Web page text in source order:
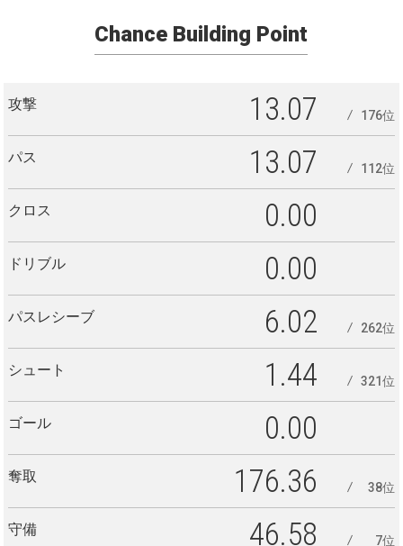
Chance Building Point
攻撃 13.07 176位
パス 13.07 112位
クロス 0.00
ドリブル 0.00
パスレシーブ 6.02 262位
シュート 1.44 321位
ゴール 0.00
奪取 176.36 38位
守備 46.58 7位